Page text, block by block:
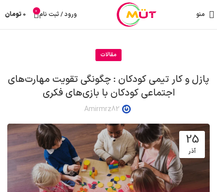
منو ورود / ثبت نام 0
0 تومان
مقالات
پازل و کار تیمی کودکان : چگونگی تقویت مهارت‌های
اجتماعی کودکان با بازی‌های فکری
Amirmrz82
25
آذر